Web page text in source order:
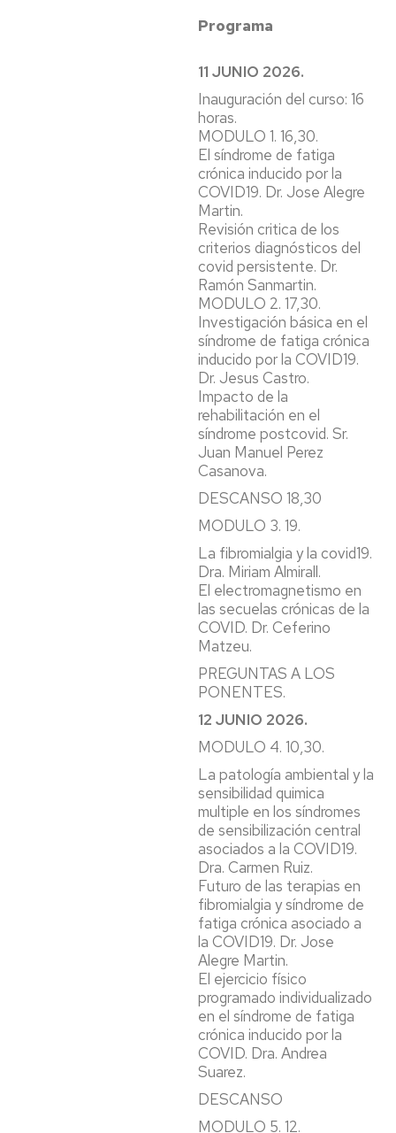
Programa
11 JUNIO 2026.
Inauguración del curso: 16
horas.
MODULO 1. 16,30.
El síndrome de fatiga
crónica inducido por la
COVID19. Dr. Jose Alegre
Martin.
Revisión critica de los
criterios diagnósticos del
covid persistente. Dr.
Ramón Sanmartin.
MODULO 2. 17,30.
Investigación básica en el
síndrome de fatiga crónica
inducido por la COVID19.
Dr. Jesus Castro.
Impacto de la
rehabilitación en el
síndrome postcovid. Sr.
Juan Manuel Perez
Casanova.
DESCANSO 18,30
MODULO 3. 19.
La fibromialgia y la covid19.
Dra. Miriam Almirall.
El electromagnetismo en
las secuelas crónicas de la
COVID. Dr. Ceferino
Matzeu.
PREGUNTAS A LOS
PONENTES.
12 JUNIO 2026.
MODULO 4. 10,30.
La patología ambiental y la
sensibilidad quimica
multiple en los síndromes
de sensibilización central
asociados a la COVID19.
Dra. Carmen Ruiz.
Futuro de las terapias en
fibromialgia y síndrome de
fatiga crónica asociado a
la COVID19. Dr. Jose
Alegre Martin.
El ejercicio físico
programado individualizado
en el síndrome de fatiga
crónica inducido por la
COVID. Dra. Andrea
Suarez.
DESCANSO
MODULO 5. 12.